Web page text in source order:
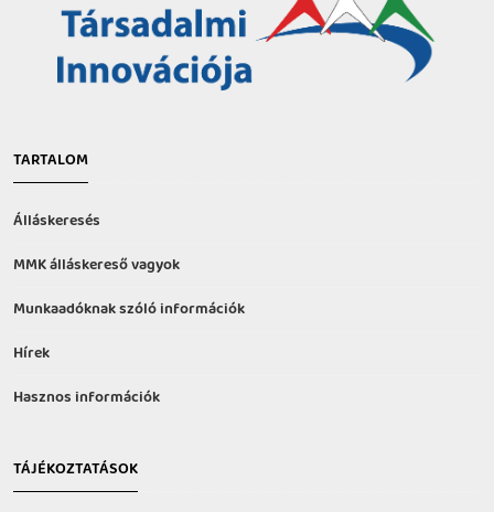
TARTALOM
Álláskeresés
MMK álláskereső vagyok
Munkaadóknak szóló információk
Hírek
Hasznos információk
TÁJÉKOZTATÁSOK